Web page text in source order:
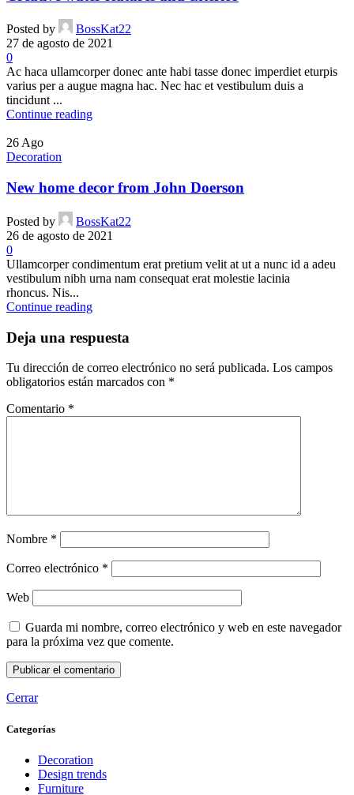
Posted by
BossKat22
27 de agosto de 2021
0
Ac haca ullamcorper donec ante habi tasse donec imperdiet eturpis
varius per a augue magna hac. Nec hac et vestibulum duis a
tincidunt ...
Continue reading
26Ago
Decoration
New home decor from John Doerson
Posted by
BossKat22
26 de agosto de 2021
0
Ullamcorper condimentum erat pretium velit at ut a nunc id a adeu
vestibulum nibh urna nam consequat erat molestie lacinia
rhoncus. Nis...
Continue reading
Deja una respuesta
Tu dirección de correo electrónico no será publicada. Los campos
obligatorios están marcados con *
Comentario *
Nombre *
Correo electrónico *
Web
Guarda mi nombre, correo electrónico y web en este navegador
para la próxima vez que comente.
Cerrar
Categorías
Decoration
Design trends
Furniture